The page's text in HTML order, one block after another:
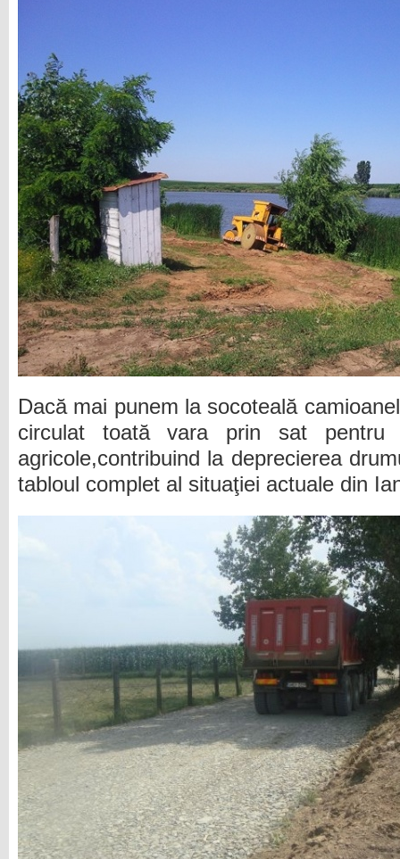
Dacă mai punem la socoteală
circulat toată vara prin sat pentru
agricole,contribuind la deprecierea
tabloul complet al situaţiei actuale din